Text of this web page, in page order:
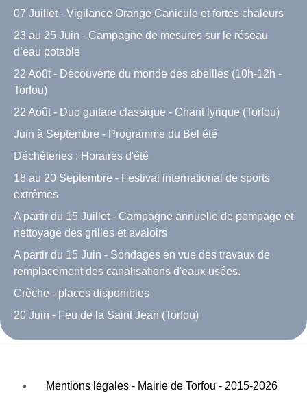
07 Juillet - Vigilance Orange Canicule et fortes chaleurs
23 au 25 Juin - Campagne de mesures sur le réseau
d’eau potable
22 Août - Découverte du monde des abeilles (10h-12h -
Torfou)
22 Août - Duo guitare classique - Chant lyrique (Torfou)
Juin à Septembre - Programme du Bel été
Déchèteries : Horaires d'été
18 au 20 Septembre - Festival international de sports
extrêmes
A partir du 15 Juillet - Campagne annuelle de pompage et
nettoyage des grilles et avaloirs
A partir du 15 Juin - Sondages en vue des travaux de
remplacement des canalisations d'eaux usées.
Crèche - places disponibles
20 Juin - Feu de la Saint Jean (Torfou)
Mentions légales - Mairie de Torfou - 2015-2026